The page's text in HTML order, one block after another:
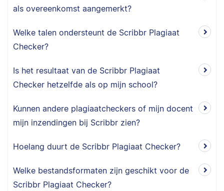
als overeenkomst aangemerkt?
Welke talen ondersteunt de Scribbr Plagiaat
Checker?
Is het resultaat van de Scribbr Plagiaat
Checker hetzelfde als op mijn school?
Kunnen andere plagiaatcheckers of mijn docent
mijn inzendingen bij Scribbr zien?
Hoelang duurt de Scribbr Plagiaat Checker?
Welke bestandsformaten zijn geschikt voor de
Scribbr Plagiaat Checker?